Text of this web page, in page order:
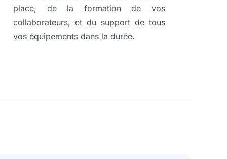
place, de la formation de vos
collaborateurs, et du support de tous
vos équipements dans la durée.